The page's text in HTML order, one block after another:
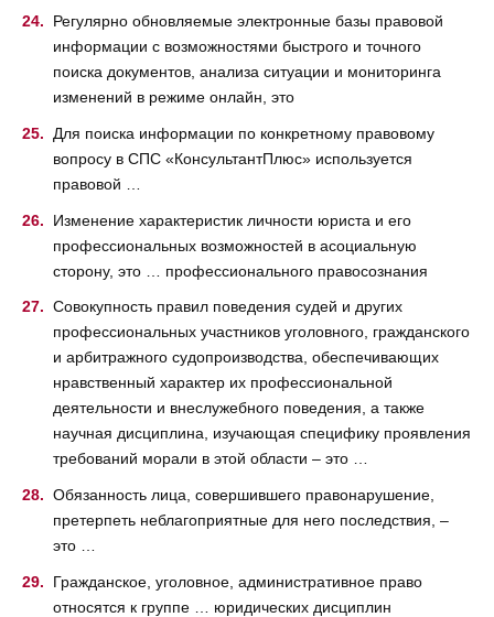
Регулярно обновляемые электронные базы правовой
информации с возможностями быстрого и точного
поиска документов, анализа ситуации и мониторинга
изменений в режиме онлайн, это
Для поиска информации по конкретному правовому
вопросу в СПС «КонсультантПлюс» используется
правовой …
Изменение характеристик личности юриста и его
профессиональных возможностей в асоциальную
сторону, это … профессионального правосознания
Совокупность правил поведения судей и других
профессиональных участников уголовного, гражданского
и арбитражного судопроизводства, обеспечивающих
нравственный характер их профессиональной
деятельности и внеслужебного поведения, а также
научная дисциплина, изучающая специфику проявления
требований морали в этой области – это …
Обязанность лица, совершившего правонарушение,
претерпеть неблагоприятные для него последствия, –
это …
Гражданское, уголовное, административное право
относятся к группе … юридических дисциплин